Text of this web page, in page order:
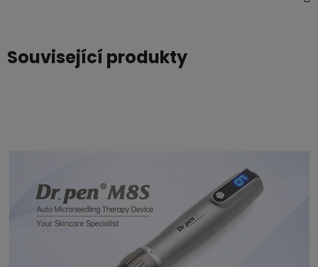
Související produkty